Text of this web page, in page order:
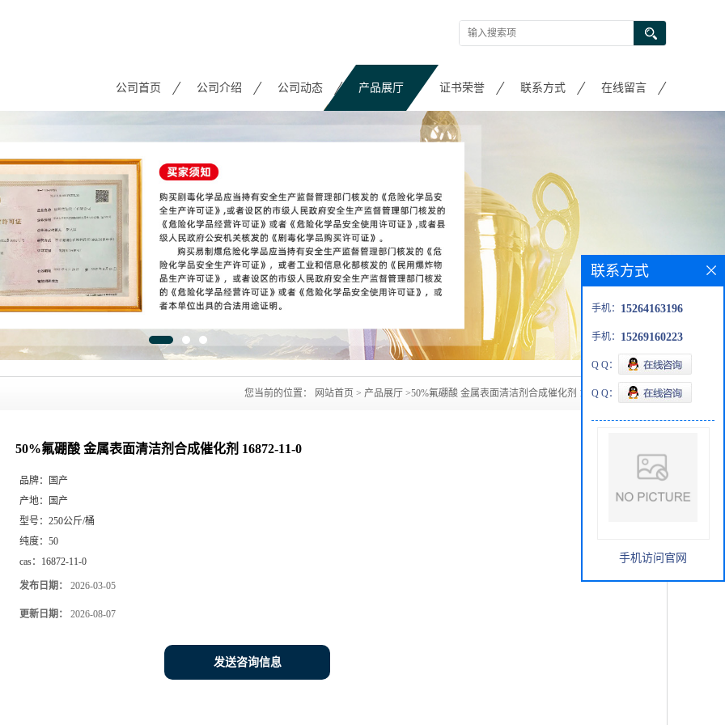
公司首页 公司介绍 公司动态 产品展厅 证书荣誉 联系方式 在线留言
您当前的位置： 网站首页 > 产品展厅 >50%氟硼酸 金属表面清洁剂合成催化剂 16872-11-0
50%氟硼酸 金属表面清洁剂合成催化剂 16872-11-0
品牌：
国产
产地：
国产
型号： 250公斤/桶
纯度： 50
cas： 16872-11-0
发布日期： 2026-03-05
更新日期： 2026-08-07
发送咨询信息
联系方式
手机： 15264163196
手机： 15269160223
Q Q：
Q Q：
手机访问官网